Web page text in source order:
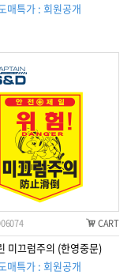
매특가 : 회원공개
CART
미끄럼주의 (한영중문)
매특가 : 회원공개